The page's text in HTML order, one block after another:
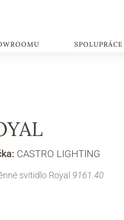
SPOLUPRÁCE
CASTRO LIGHTING
svítidlo Royal 9161.40